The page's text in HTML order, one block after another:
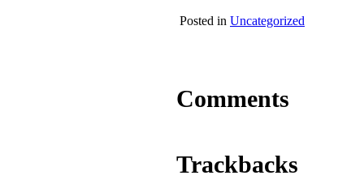
Posted in Uncategorized
Comments
Trackbacks